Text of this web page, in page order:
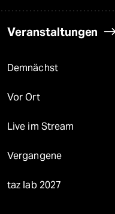
Veranstaltungen
Demnächst
Vor Ort
Live im Stream
Vergangene
taz lab 2027